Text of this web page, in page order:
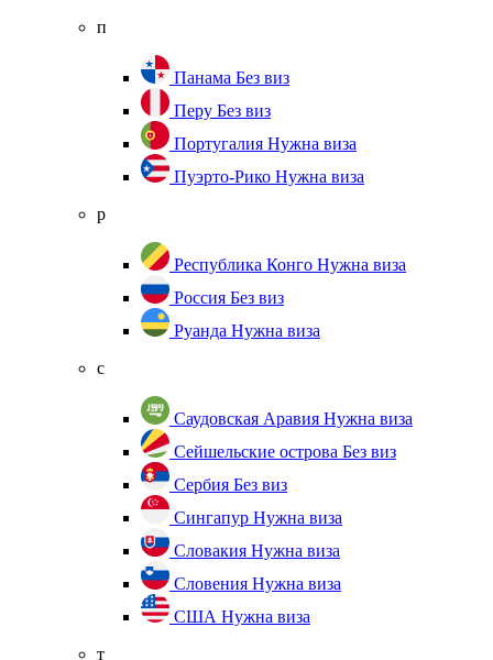
п
Панама Без виз
Перу Без виз
Португалия Нужна виза
Пуэрто-Рико Нужна виза
р
Республика Конго Нужна виза
Россия Без виз
Руанда Нужна виза
с
Саудовская Аравия Нужна виза
Сейшельские острова Без виз
Сербия Без виз
Сингапур Нужна виза
Словакия Нужна виза
Словения Нужна виза
США Нужна виза
т